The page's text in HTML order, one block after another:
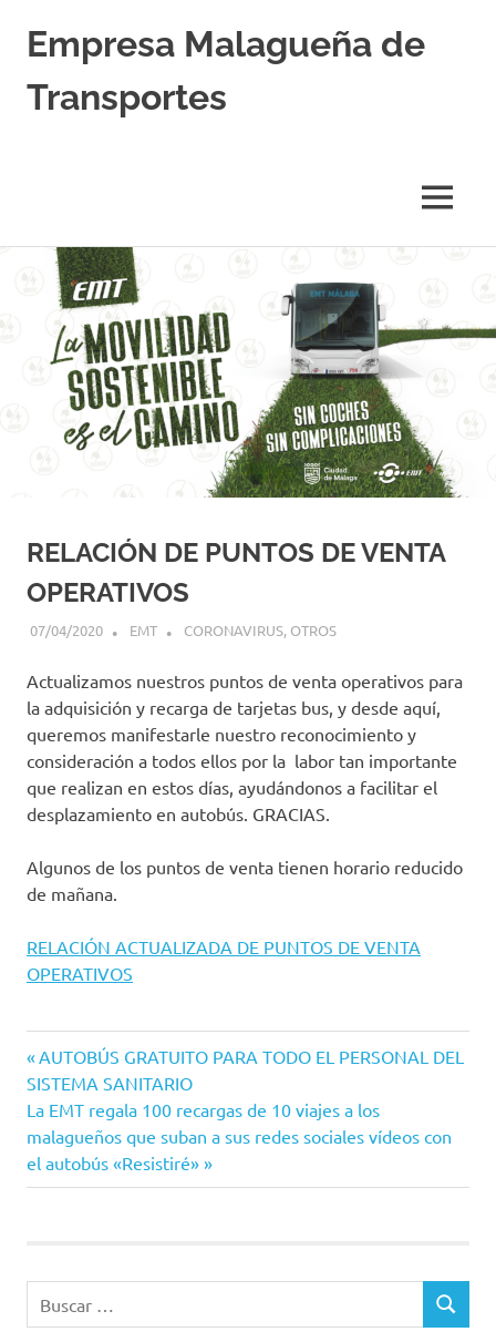
contenido
Empresa Malagueña de
Transportes
MENÚ
RELACIÓN DE PUNTOS DE VENTA
OPERATIVOS
07/04/2020 EMT CORONAVIRUS, OTROS
Actualizamos nuestros puntos de venta operativos para
la adquisición y recarga de tarjetas bus, y desde aquí,
queremos manifestarle nuestro reconocimiento y
consideración a todos ellos por la labor tan importante
que realizan en estos días, ayudándonos a facilitar el
desplazamiento en autobús. GRACIAS.
Algunos de los puntos de venta tienen horario reducido
de mañana.
RELACIÓN ACTUALIZADA DE PUNTOS DE VENTA
OPERATIVOS
Navegación
de
entradas
Entrada
anterior:
AUTOBÚS GRATUITO PARA TODO EL PERSONAL DEL
SISTEMA SANITARIO
Siguiente
entrada:
La EMT regala 100 recargas de 10 viajes a los
malagueños que suban a sus redes sociales vídeos con
el autobús «Resistiré»
BUSCAR